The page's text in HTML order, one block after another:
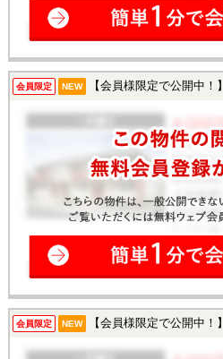
会員限定 NEW 【会員様限定で公開中！】
会員限定 NEW 【会員様限定で公開中！】